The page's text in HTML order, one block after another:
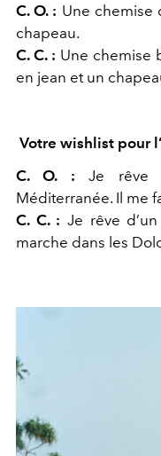
C.O. : Une chemise
chapeau.
C. C. : Une chemise
en jean et un
Votre wishlist pour
C.O. : Je rêve
Méditerranée. Il me
C. C. : Je rêve
marche dans les